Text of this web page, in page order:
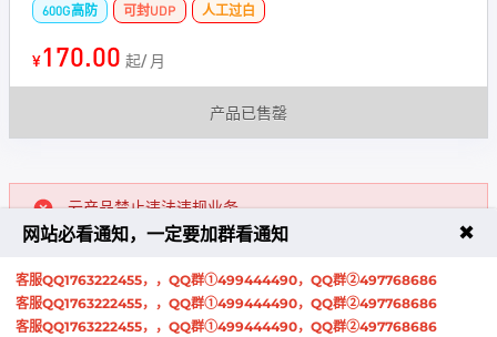
600G高防 可封UDP 人工过白
¥170.00 起/ 月
产品已售罄
云产品禁止违法违规业务。
具体请务必查看服务条款 、退款条款
当您购买苏几云云产品时，您必须同意本服务条款
、 隐私政策
网站必看通知，一定要加群看通知 ✖
客服QQ1763222455，，QQ群①499444490，QQ群②497768686
客服QQ1763222455，，QQ群①499444490，QQ群②497768686
客服QQ1763222455，，QQ群①499444490，QQ群②497768686